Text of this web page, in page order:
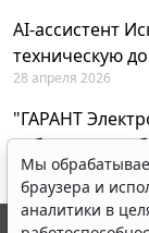
AI-ассистент
техническую
28 апреля 2026
"ГАРАНТ
вебинар по
23 апреля 2026
Мы
браузера и
аналитики в